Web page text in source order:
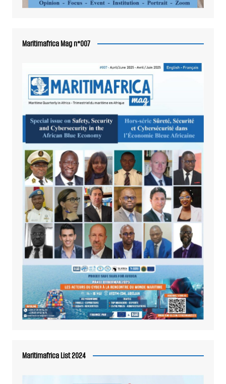
Maritimafrica Mag n°007
Maritimafrica List 2024